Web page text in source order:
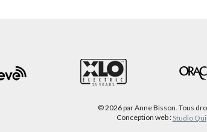
© 2026 par Anne Bisson. Tous
Conception web : Studio